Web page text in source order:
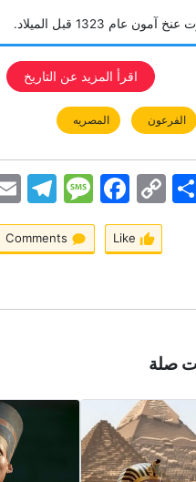
عام 1323 قبل المیلاد.
اقرأ المزید عن التاریخ
الفرعون المصریه
TelegramMessageFacebook Copy
Link
Like
Comments
صلة